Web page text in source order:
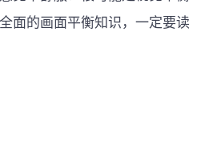
面的画面平衡知识，一定要读